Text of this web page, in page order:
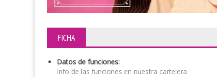
FICHA
Datos de funciones:
Info de las funciones en nuestra cartelera